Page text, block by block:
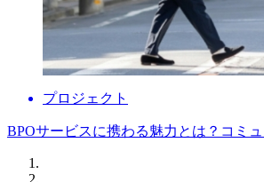
プロジェクト
BPOサービスに携わる魅力とは？コミ